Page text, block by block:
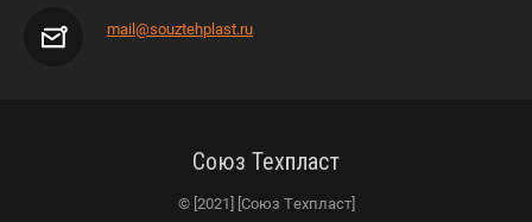
mail@souztehplast.ru
Союз Техпласт
© [2021] [Союз Техпласт]